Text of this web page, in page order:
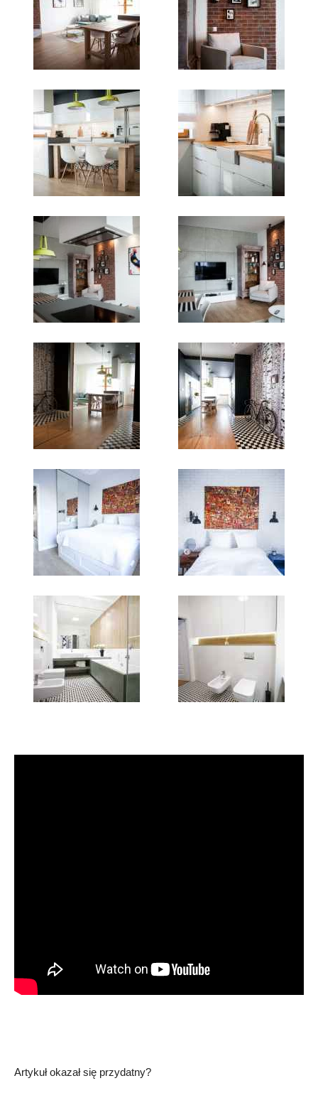
Artykuł okazał się przydatny?